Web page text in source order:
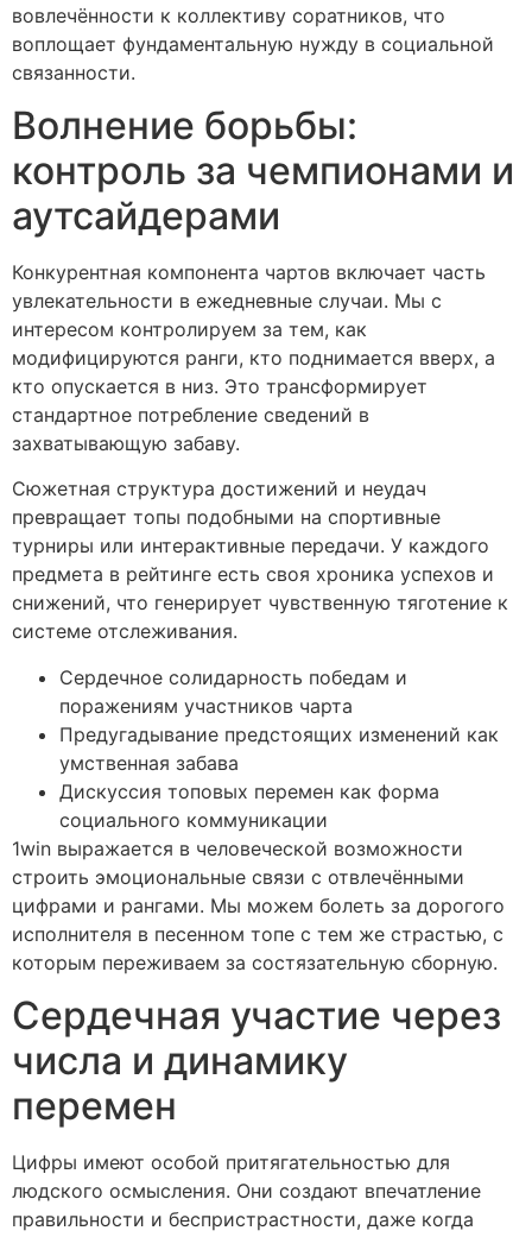
вовлечённости к коллективу соратников, что
воплощает фундаментальную нужду в социальной
связанности.
Волнение борьбы:
контроль за чемпионами и
аутсайдерами
Конкурентная компонента чартов включает часть
увлекательности в ежедневные случаи. Мы с
интересом контролируем за тем, как
модифицируются ранги, кто поднимается вверх, а
кто опускается в низ. Это трансформирует
стандартное потребление сведений в
захватывающую забаву.
Сюжетная структура достижений и неудач
превращает топы подобными на спортивные
турниры или интерактивные передачи. У каждого
предмета в рейтинге есть своя хроника успехов и
снижений, что генерирует чувственную тяготение к
системе отслеживания.
Сердечное солидарность победам и
поражениям участников чарта
Предугадывание предстоящих изменений как
умственная забава
Дискуссия топовых перемен как форма
социального коммуникации
1win выражается в человеческой возможности
строить эмоциональные связи с отвлечёнными
цифрами и рангами. Мы можем болеть за дорогого
исполнителя в песенном топе с тем же страстью, с
которым переживаем за состязательную сборную.
Сердечная участие через
числа и динамику
перемен
Цифры имеют особой притягательностью для
людского осмысления. Они создают впечатление
правильности и беспристрастности, даже когда